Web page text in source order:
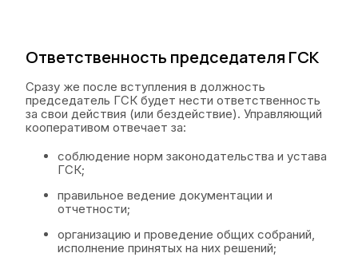
Ответственность председателя ГСК
Сразу же после вступления в должность
председатель ГСК будет нести ответственность
за свои действия (или бездействие). Управляющий
кооперативом отвечает за:
соблюдение норм законодательства и устава
ГСК;
правильное ведение документации и
отчетности;
организацию и проведение общих собраний,
исполнение принятых на них решений;